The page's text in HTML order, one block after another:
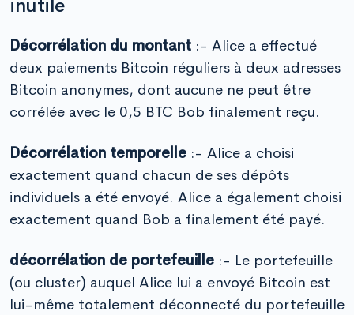
inutile
Décorrélation du montant :- Alice a effectué
deux paiements Bitcoin réguliers à deux adresses
Bitcoin anonymes, dont aucune ne peut être
corrélée avec le 0,5 BTC Bob finalement reçu.
Décorrélation temporelle :- Alice a choisi
exactement quand chacun de ses dépôts
individuels a été envoyé. Alice a également choisi
exactement quand Bob a finalement été payé.
décorrélation de portefeuille :- Le portefeuille
(ou cluster) auquel Alice lui a envoyé Bitcoin est
lui-même totalement déconnecté du portefeuille